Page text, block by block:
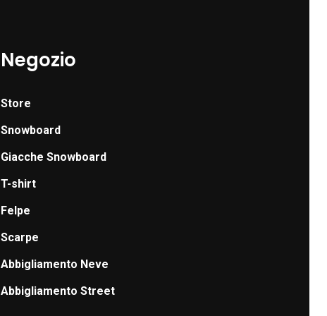
Negozio
Store
Snowboard
Giacche Snowboard
T-shirt
Felpe
Scarpe
Abbigliamento Neve
Abbigliamento Street